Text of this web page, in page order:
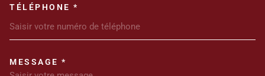
TÉLÉPHONE *
TRAD_MELTEM_VOREDEMANDE
MESSAGE *